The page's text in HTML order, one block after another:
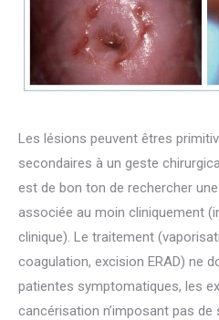
Les lésions peuvent êtres
secondaires à un geste
est de bon ton de rechercher
associée au moin cliniquement
clinique). Le traitement
coagulation, excision ERAD) ne
patientes symptomatiques, les
cancérisation n’imposant pas de